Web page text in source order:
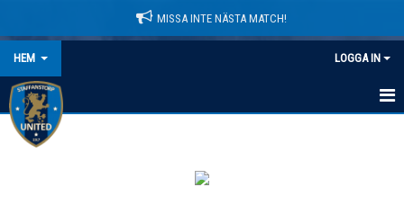
MISSA INTE NÄSTA MATCH!
HEM LOGGA IN
HEM